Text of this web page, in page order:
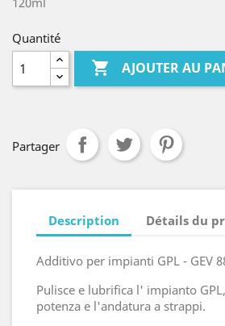
Quantité
 AJOUTER AU
Partager
Description Détails du
Additivo per impianti GPL - GEV
Pulisce e lubrifica l' impianto
potenza e l'andatura a strappi.